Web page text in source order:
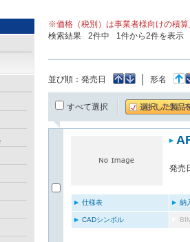
※価格（税別）は事業者様向けの積
検索結果
2件中 1件から2件を表示
並び順： 発売日 形名
すべて選択
発売
仕様表 納
CADシンボル